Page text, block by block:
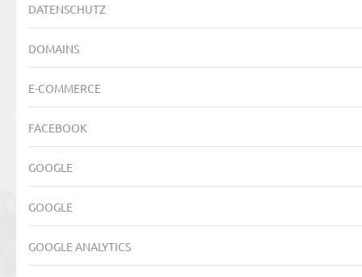
DATENSCHUTZ
DOMAINS
E-COMMERCE
FACEBOOK
GOOGLE
GOOGLE
GOOGLE ANALYTICS